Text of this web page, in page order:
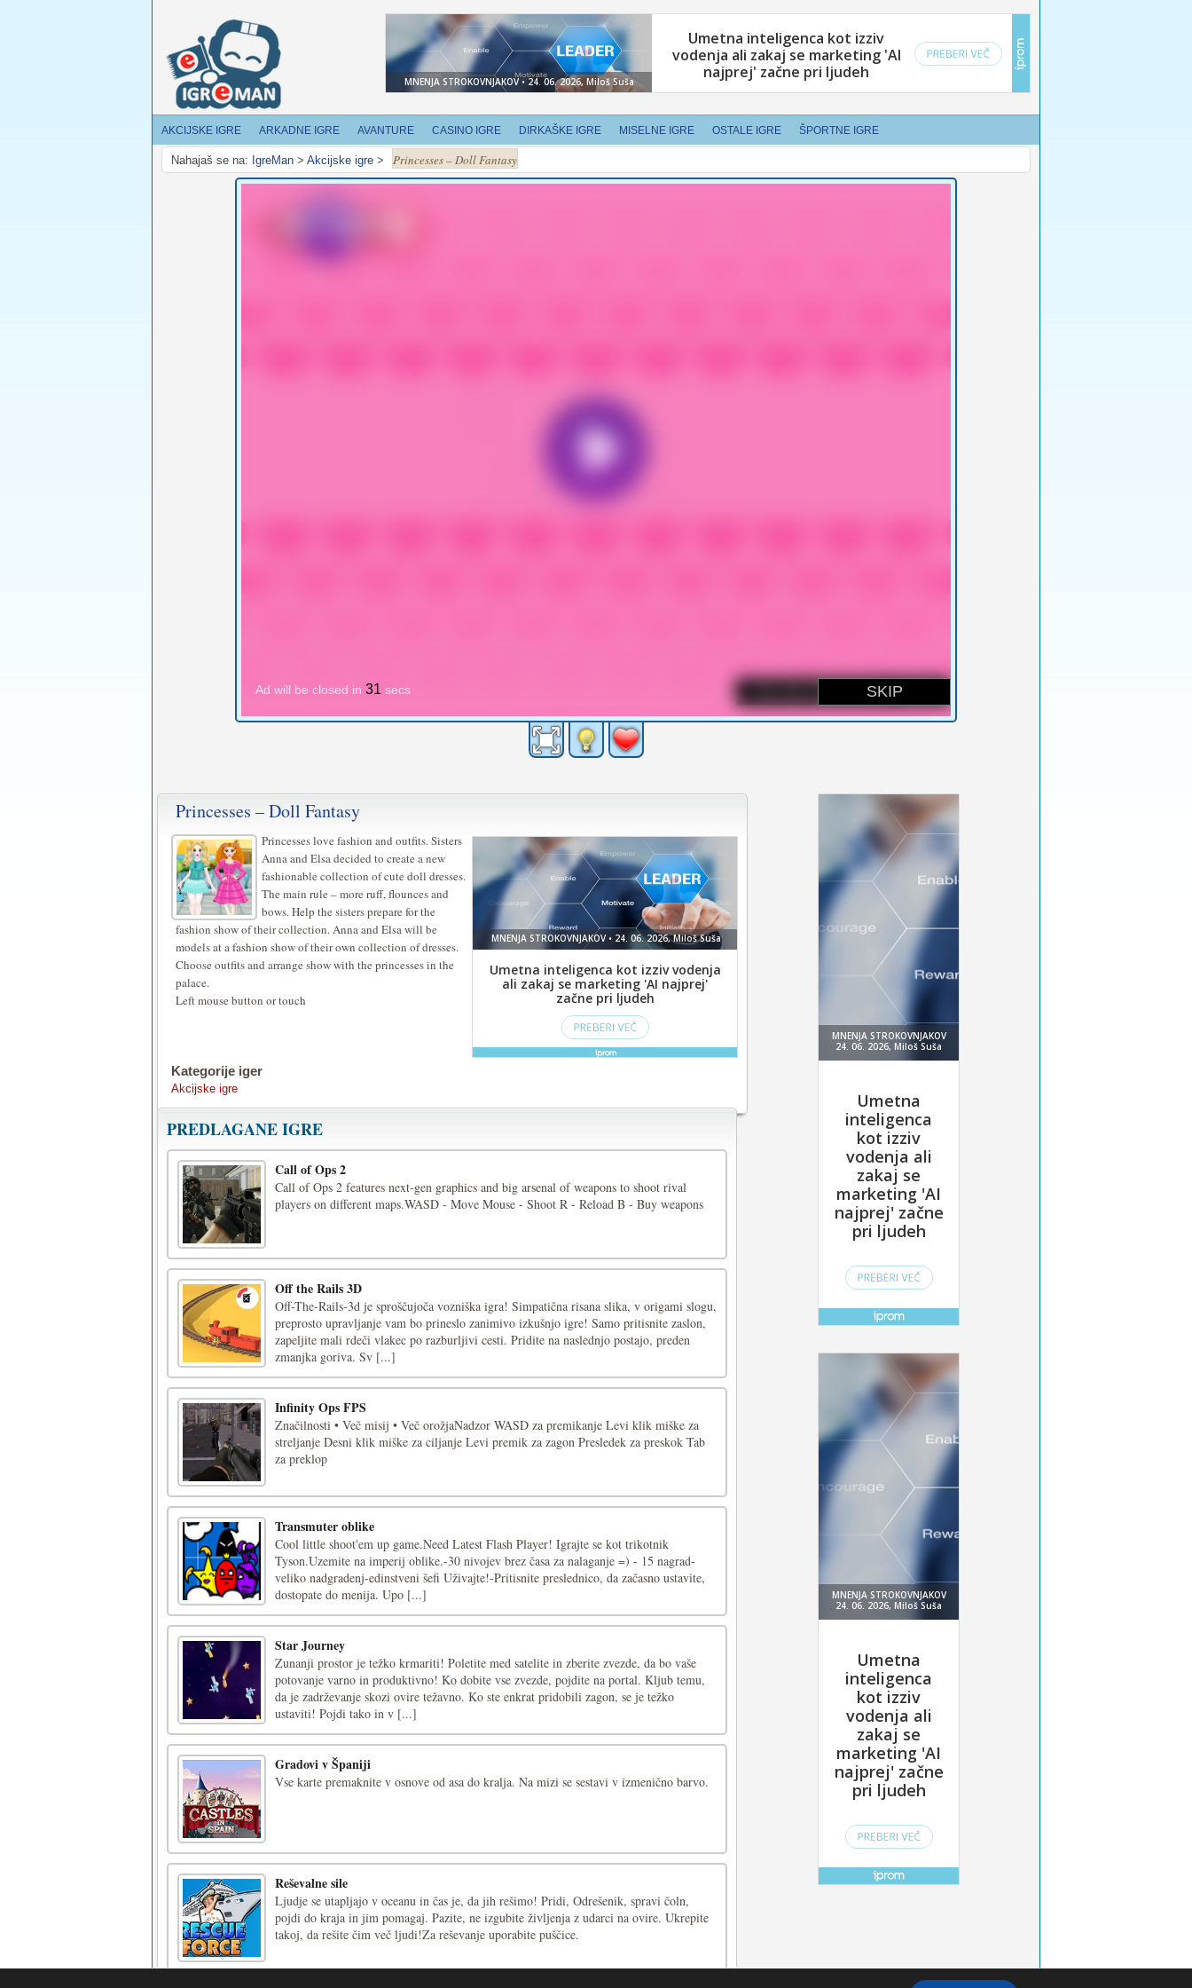
AKCIJSKE IGRE ARKADNE IGRE AVANTURE CASINO IGRE DIRKAŠKE IGRE MISELNE IGRE OSTALE IGRE ŠPORTNE IGRE
Nahajaš se na: IgreMan > Akcijske igre > Princesses – Doll Fantasy
Princesses – Doll Fantasy
Princesses love fashion and outfits. Sisters
Anna and Elsa decided to create a new
fashionable collection of cute doll dresses.
The main rule – more ruff, flounces and
bows. Help the sisters prepare for the
fashion show of their collection. Anna and Elsa will be
models at a fashion show of their own collection of dresses.
Choose outfits and arrange show with the princesses in the
palace.
Left mouse button or touch
Kategorije iger
Akcijske igre
PREDLAGANE IGRE
Call of Ops 2
Call of Ops 2 features next-gen graphics and big arsenal of weapons to shoot rival
players on different maps.WASD - Move Mouse - Shoot R - Reload B - Buy weapons
Off the Rails 3D
Off-The-Rails-3d je sproščujoča vozniška igra! Simpatična risana slika, v origami slogu,
preprosto upravljanje vam bo prineslo zanimivo izkušnjo igre! Samo pritisnite zaslon,
zapeljite mali rdeči vlakec po razburljivi cesti. Pridite na naslednjo postajo, preden
zmanjka goriva. Sv [...]
Infinity Ops FPS
Značilnosti • Več misij • Več orožjaNadzor WASD za premikanje Levi klik miške za
streljanje Desni klik miške za ciljanje Levi premik za zagon Presledek za preskok Tab
za preklop
Transmuter oblike
Cool little shoot'em up game.Need Latest Flash Player! Igrajte se kot trikotnik
Tyson.Uzemite na imperij oblike.-30 nivojev brez časa za nalaganje =) - 15 nagrad-
veliko nadgradenj-edinstveni šefi Uživajte!-Pritisnite preslednico, da začasno ustavite,
dostopate do menija. Upo [...]
Star Journey
Zunanji prostor je težko krmariti! Poletite med satelite in zberite zvezde, da bo vaše
potovanje varno in produktivno! Ko dobite vse zvezde, pojdite na portal. Kljub temu,
da je zadrževanje skozi ovire težavno. Ko ste enkrat pridobili zagon, se je težko
ustaviti! Pojdi tako in v [...]
Gradovi v Španiji
Vse karte premaknite v osnove od asa do kralja. Na mizi se sestavi v izmenično barvo.
Reševalne sile
Ljudje se utapljajo v oceanu in čas je, da jih rešimo! Pridi, Odrešenik, spravi čoln,
pojdi do kraja in jim pomagaj. Pazite, ne izgubite življenja z udarci na ovire. Ukrepite
takoj, da rešite čim več ljudi!Za reševanje uporabite puščice.